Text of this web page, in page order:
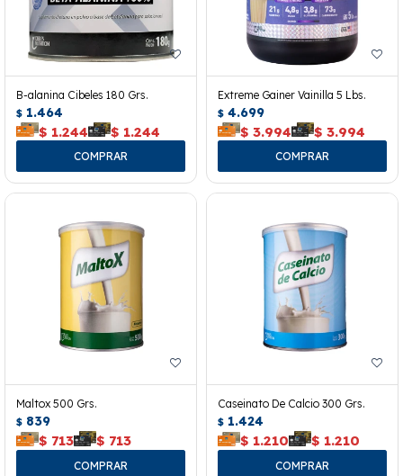
B-alanina Cibeles 180 Grs.
$ 1.464
$ 1.244 $ 1.244
Extreme Gainer Vainilla 5 Lbs.
$ 4.699
$ 3.994 $ 3.994
Maltox 500 Grs.
$ 839
$ 713 $ 713
Caseinato De Calcio 300 Grs.
$ 1.424
$ 1.210 $ 1.210